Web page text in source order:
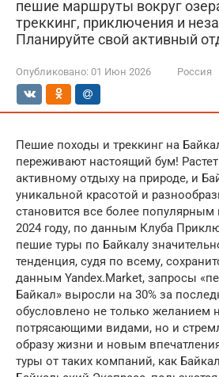
пешие маршруты вокруг
треккинг, приключения и
Планируйте свой активный
Опубликовано: 01 Июн 2026 Россия
Пешие походы и треккинг на
переживают настоящий бум!
активному отдыху на природе, и
уникальной красотой и
становится все более
2024 году, по данным Клуба
пешие туры по Байкалу
тенденция, судя по всему,
данным Yandex.Market, запросы
Байкал» выросли на 30% за
обусловлено не только желанием
потрясающими видами, но и
образу жизни и новым
туры от таких компаний, как